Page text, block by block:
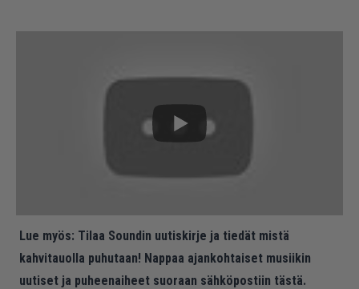
Lue myös: Tilaa Soundin uutiskirje ja tiedät mistä
kahvitauolla puhutaan! Nappaa ajankohtaiset musiikin
uutiset ja puheenaiheet suoraan sähköpostiin tästä.